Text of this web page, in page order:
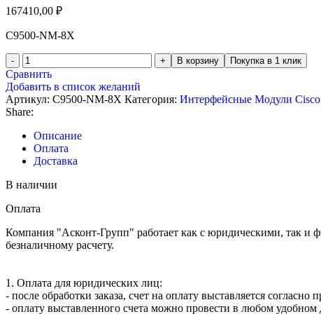
167410,00 ₽
C9500-NM-8X
В корзину Покупка в 1 клик
Сравнить
Добавить в список желаний
Артикул: C9500-NM-8X Категория: Интерфейсные Модули Cisco
Share:
Описание
Оплата
Доставка
В наличии
Оплата
Компания "Асконт-Групп" работает как с юридическими, так и
безналичному расчету.
1. Оплата для юридических лиц:
- после обработки заказа, счет на оплату выставляется согласно
- оплату выставленного счета можно провести в любом удобном